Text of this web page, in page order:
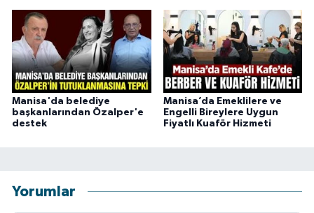
Manisa'da belediye
başkanlarından Özalper'e
destek
Manisa’da Emeklilere ve
Engelli Bireylere Uygun
Fiyatlı Kuaför Hizmeti
Yorumlar